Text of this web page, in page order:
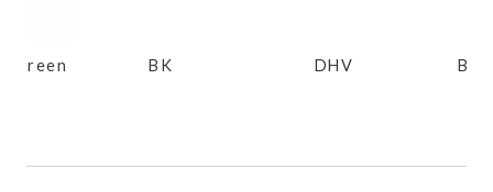
DHV BK/Emerald YT/